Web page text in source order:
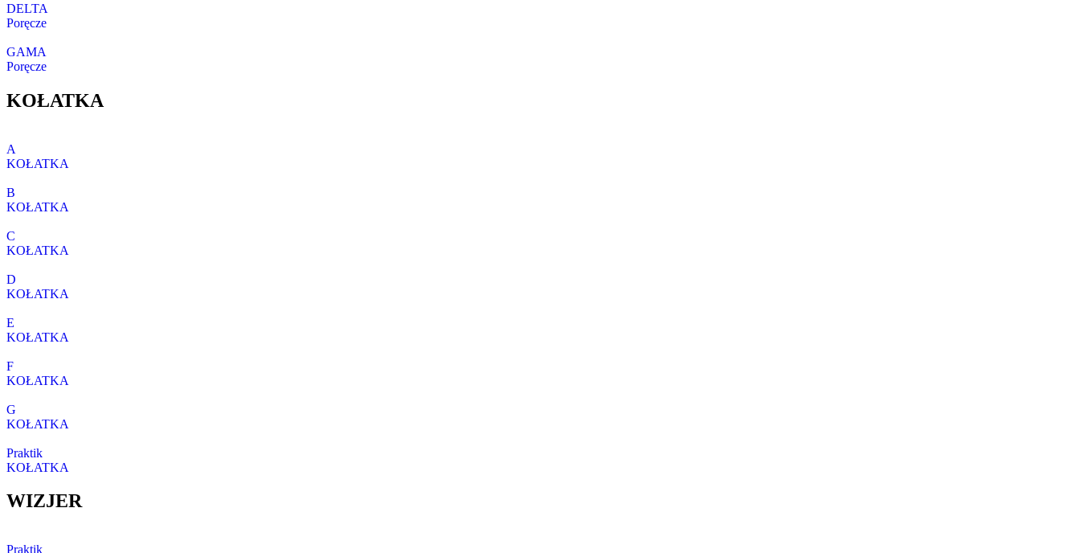
DELTA
Poręcze
GAMA
Poręcze
KOŁATKA
A
KOŁATKA
B
KOŁATKA
C
KOŁATKA
D
KOŁATKA
E
KOŁATKA
F
KOŁATKA
G
KOŁATKA
Praktik
KOŁATKA
WIZJER
Praktik